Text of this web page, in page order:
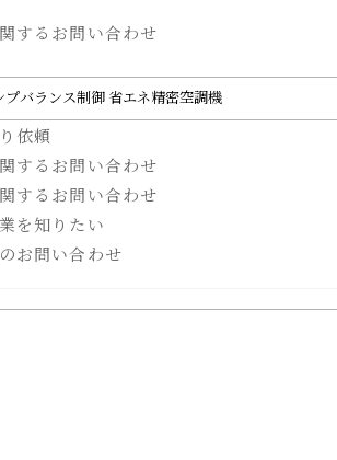
するお問い合わせ
依頼
するお問い合わせ
するお問い合わせ
を知りたい
お問い合わせ